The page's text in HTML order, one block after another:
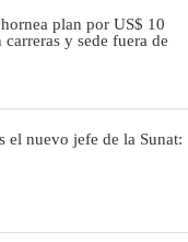
plan por US$ 10
y sede fuera de
el nuevo jefe de la Sunat: